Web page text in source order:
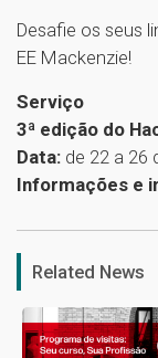
Desafie os seus
EE Mackenzie!
Serviço
3ª edição do
Data: de 22 a 26
Informações e
Related News